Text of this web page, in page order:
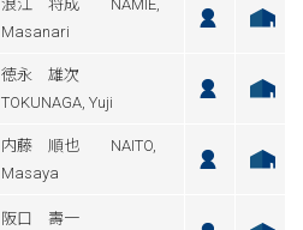
浪江 将成 NAMIE,
Masanari
徳永 雄次
TOKUNAGA, Yuji
内藤 順也 NAITO,
Masaya
阪口 壽一